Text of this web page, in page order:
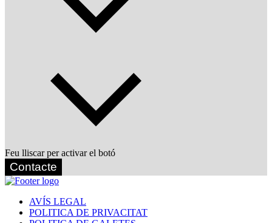
Feu lliscar per activar el botó
Contacte
AVÍS LEGAL
POLITICA DE PRIVACITAT